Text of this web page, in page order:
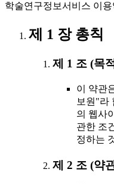
학술연구정보서비스 이
제 1 장 총칙
제 1 조 (목
이 약관
보원"라
의 웹사
관한 조
정하는
제 2 조 (약